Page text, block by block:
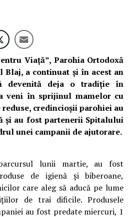
Viață”, Parohia Ortodoxă
Blaj, a continuat și în acest an
devenită deja o tradiție în
veni în sprijinul mamelor cu
credincioșii parohiei au
și au fost partenerii Spitalului
unei campanii de ajutorare.
lunii martie, au fost
de igienă și biberoane,
care aleg să aducă pe lume
de trai dificile. Produsele
au fost predate miercuri, 1